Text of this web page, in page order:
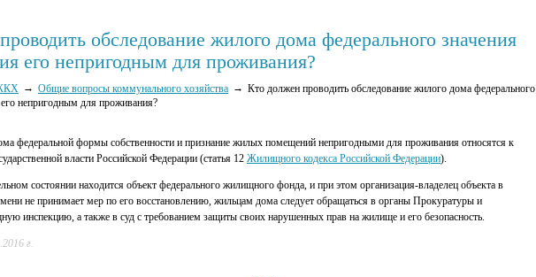
обследование жилого дома федерального значения
его непригодным для проживания?
Общие вопросы коммунального хозяйства
Кто должен проводить обследование жилого дома федерального
непригодным для проживания?
федеральной формы собственности и признание жилых помещений непригодными для проживания относятся к
власти Российской Федерации (статья 12 Жилищного кодекса Российской Федерации).
состоянии находится объект федерального жилищного фонда, и при этом организация-владелец объекта в
не принимает мер по его восстановлению, жильцам дома следует обращаться в органы Прокуратуры и
инспекцию, а также в суд с требованием защиты своих нарушенных прав на жилище и его безопасность.
г.